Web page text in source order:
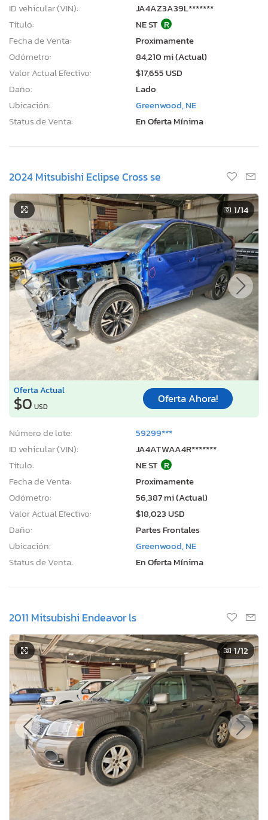
ID vehicular (VIN):
JA4AZ3A39L*******
Título:
NE ST R
Fecha de Venta:
Proximamente
Odómetro:
84,210 mi (Actual)
Valor Actual Efectivo:
$17,655 USD
Daño:
Lado
Ubicación:
Greenwood, NE
Status de Venta:
En Oferta Mínima
2024 Mitsubishi Eclipse Cross se
1/14
Oferta Actual
$0 USD
Oferta Ahora!
Número de lote:
59299***
ID vehicular (VIN):
JA4ATWAA4R*******
Título:
NE ST R
Fecha de Venta:
Proximamente
Odómetro:
56,387 mi (Actual)
Valor Actual Efectivo:
$18,023 USD
Daño:
Partes Frontales
Ubicación:
Greenwood, NE
Status de Venta:
En Oferta Mínima
2011 Mitsubishi Endeavor ls
1/12